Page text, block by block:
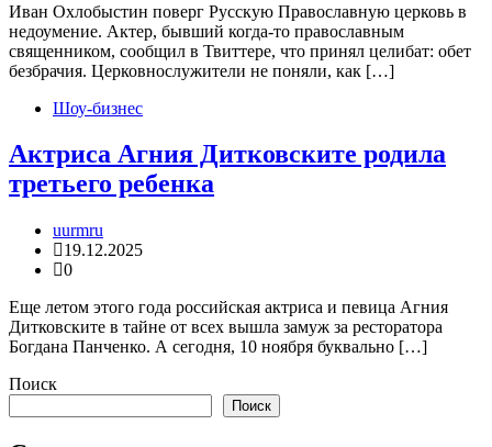
Иван Охлобыстин поверг Русскую Православную церковь в
недоумение. Актер, бывший когда-то православным
священником, сообщил в Твиттере, что принял целибат: обет
безбрачия. Церковнослужители не поняли, как […]
Шоу-бизнес
Актриса Агния Дитковските родила
третьего ребенка
uurmru
19.12.2025
0
Еще летом этого года российская актриса и певица Агния
Дитковските в тайне от всех вышла замуж за ресторатора
Богдана Панченко. А сегодня, 10 ноября буквально […]
Поиск
Поиск